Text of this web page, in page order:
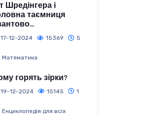
Шредінгера і
таємниця
17-12-2024 15369
5
Математика
горять зірки?
19-12-2024 15145
1
Енциклопедія для всіх